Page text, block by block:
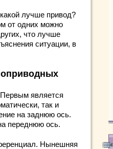
лучше привод?
от одних можно
что лучше
ситуации, в
является
так и
на заднюю ось.
переднюю ось.
Нынешняя